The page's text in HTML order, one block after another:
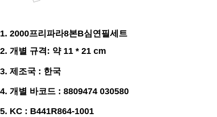
1. 2000프리파라8본B심연필세트
2. 개별 규격: 약 11 * 21 cm
3. 제조국 : 한국
4. 개별 바코드 : 8809474 030580
5. KC : B441R864-1001